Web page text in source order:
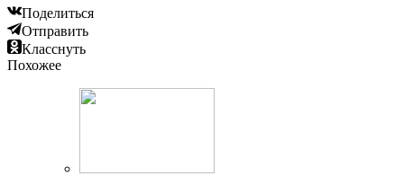
Поделиться
Отправить
Класснуть
Похожее